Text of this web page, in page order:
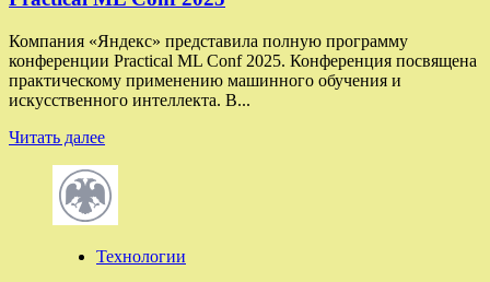
Компания «Яндекс» представила полную программу
конференции Practical ML Conf 2025. Конференция посвящена
практическому применению машинного обучения и
искусственного интеллекта. В...
Читать далееПрочитать
о
«Яндекс»
представил
конференции
Технологии